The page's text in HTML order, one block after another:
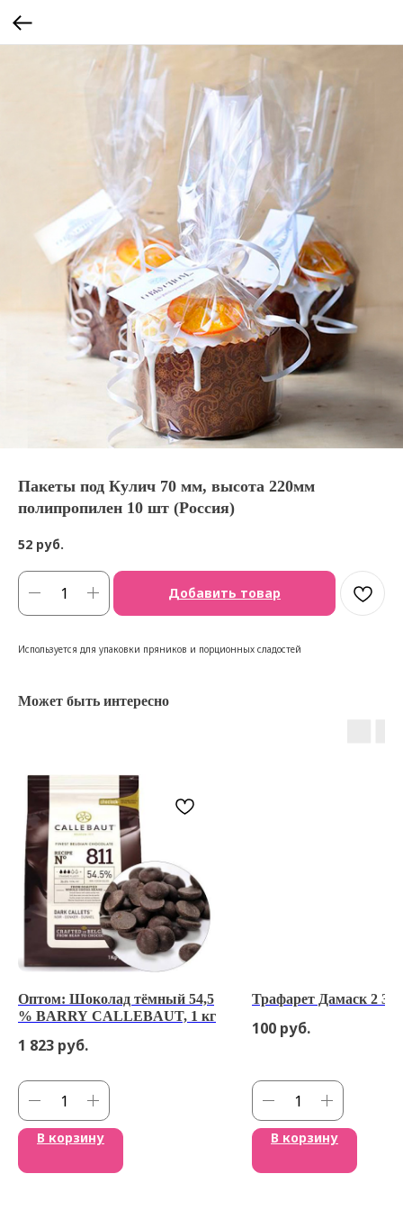
Пакеты под Кулич 70 мм, высота 220мм
полипропилен 10 шт (Россия)
52 руб.
Добавить товар
Используется для упаковки пряников и порционных сладостей
Может быть интересно
Оптом: Шоколад тёмный 54,5
% BARRY CALLEBAUT, 1 кг
1 823 руб.
В корзину
Трафарет Дамаск 2
100 руб.
В корзину